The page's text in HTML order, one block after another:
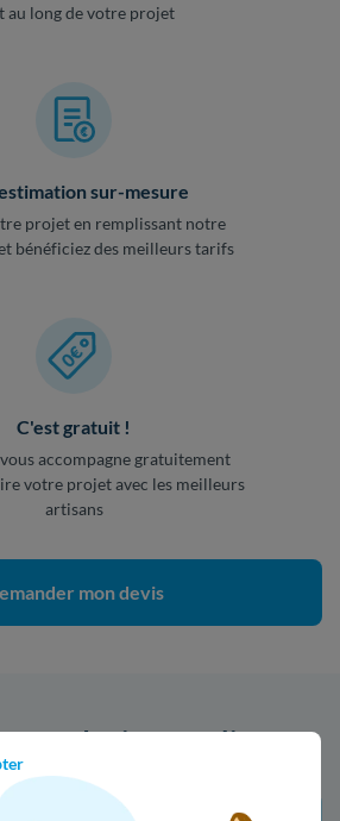
au long de votre projet
sur-mesure
projet en remplissant notre
bénéficiez des meilleurs tarifs
C'est gratuit !
accompagne gratuitement
votre projet avec les meilleurs
artisans
mon devis
devis en 3 clics